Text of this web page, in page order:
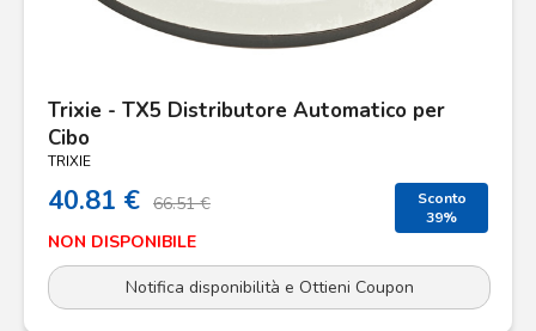
Trixie - TX5 Distributore Automatico per
Cibo
TRIXIE
40.81 € 66.51 €
Sconto
39%
NON DISPONIBILE
Notifica disponibilità e Ottieni Coupon